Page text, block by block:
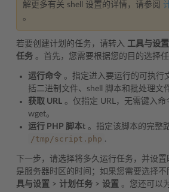
解更多有关 shell 设置的详情，请参阅
。
若要创建计划的任务，请转入 工具与设置
任务 。首先，您需要根据您的目的选择任
运行命令 。指定进入要运行的可执行
括二进制文件、shell 脚本和批处理文
获取 URL 。仅指定 URL，无需键入
wget。
运行 PHP 脚本t 。指定该脚本的完整
/tmp/script.php .
下一步，请选择将多久运行任务，并设
是服务器时区的时间；如果您需要选择
具与设置 > 计划任务 > 设置 。您还可以